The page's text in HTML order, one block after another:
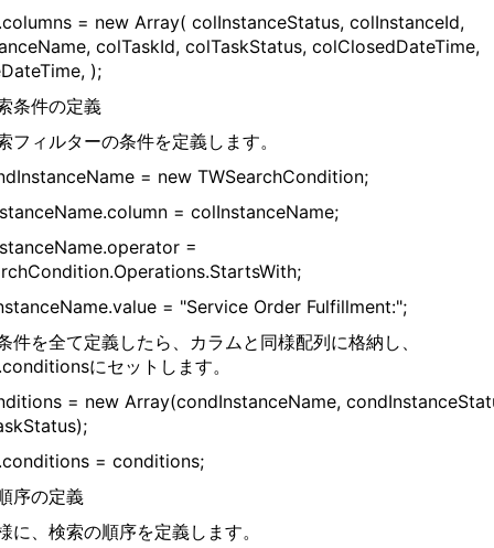
= new Array( colInstanceStatus, colInstanceId,
colTaskId, colTaskStatus, colClosedDateTime,
);
条件の定義
フィルターの条件を定義します。
= new TWSearchCondition;
= colInstanceName;
=
= "Service Order Fulfillment:";
件を全て定義したら、カラムと同様配列に格納し、
にセットします。
= new Array(condInstanceName,
= conditions;
序の定義
に、検索の順序を定義します。